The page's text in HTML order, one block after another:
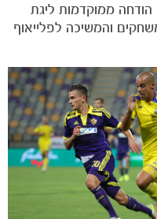
הודחה ממוקדמות ליגת
שני המשחקים והמשיכה לפלייאוף